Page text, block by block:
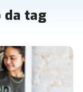
da tag